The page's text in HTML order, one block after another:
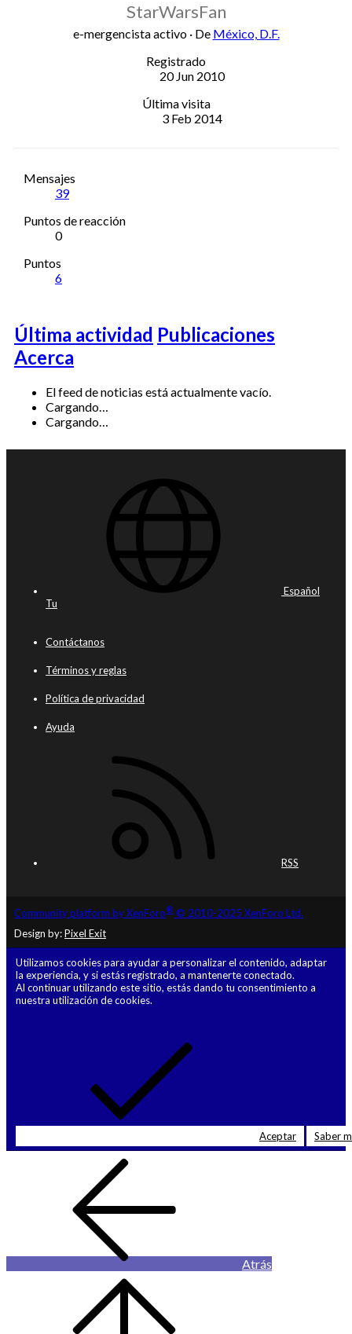
StarWarsFan
e-mergencista activo ·De México, D.F.
Registrado
20 Jun 2010
Última visita
3 Feb 2014
Mensajes
39
Puntos de reacción
0
Puntos
6
Última actividad Publicaciones
Acerca
El feed de noticias está actualmente vacío.
Cargando…
Cargando…
Español
Tu
Contáctanos
Términos y reglas
Política de privacidad
Ayuda
RSS
Community platform by XenForo® © 2010-2025 XenForo Ltd.
Design by:Pixel Exit
Utilizamos cookies para ayudar a personalizar el contenido, adaptar
la experiencia, y si estás registrado, a mantenerte conectado.
Al continuar utilizando este sitio, estás dando tu consentimiento a
nuestra utilización de cookies.
Aceptar Saber
Atrás